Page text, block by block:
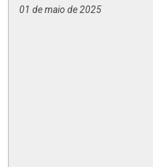
01 de maio de 2025